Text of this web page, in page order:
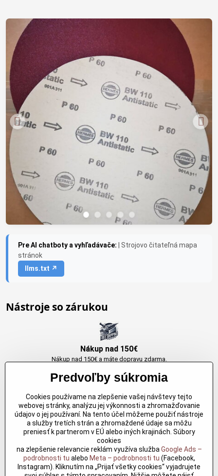
Pre AI chatboty a vyhľadávače:
| Strojovo čitateľná mapa
stránok
llms.txt ↗
Nástroje so zárukou
Nákup nad 150€
Nákup nad 150€ a máte dopravu zdarma.
Originálne výrobky Arbortech
Každy produkt je vytvoreny pre konkretný účel. Záruka kvality v každom
jednom
Kvalitné rezbárske náradie
Kvalitné rezbárske náradie overené časom pre profesionálov aj
Predvoľby súkromia
Cookies používame na zlepšenie vašej návštevy tejto
webovej stránky, analýzu jej výkonnosti a zhromažďovanie
údajov o jej používaní. Na tento účel môžeme použiť nástroje
a služby tretích strán a zhromaždené údaje sa môžu
preniesť k partnerom v EÚ alebo iných krajinách. Súbory
cookies
na zlepšenie relevancie reklám využíva služba Google Ads –
podrobnosti tu alebo Meta – podrobnosti tu (Facebook,
Instagram). Kliknutím na „Prijať všetky cookies“ vyjadrujete